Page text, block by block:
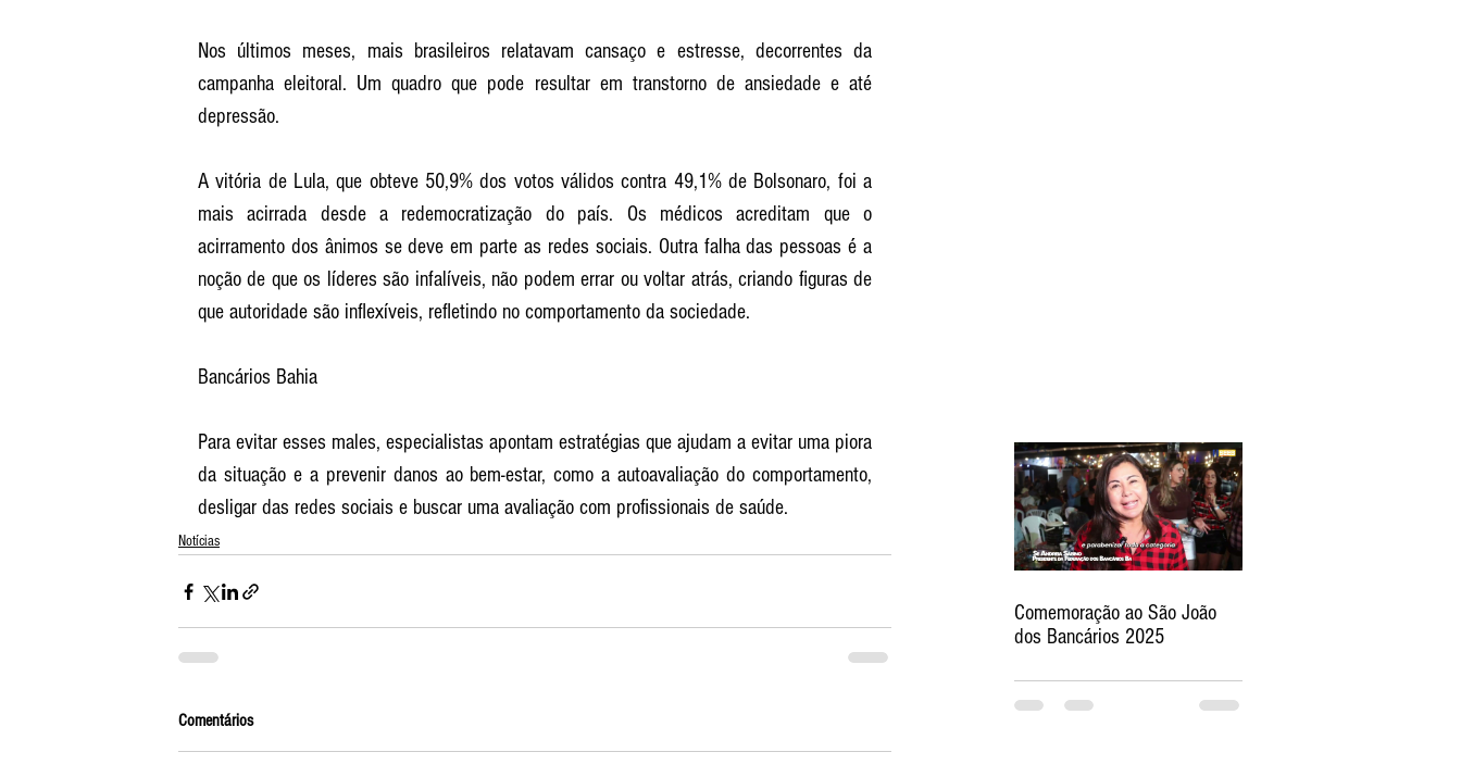
Nos últimos meses, mais brasileiros relatavam cansaço e estresse, decorrentes da
campanha eleitoral. Um quadro que pode resultar em transtorno de ansiedade e até
depressão.
A vitória de Lula, que obteve 50,9% dos votos válidos contra 49,1% de Bolsonaro, foi a
mais acirrada desde a redemocratização do país. Os médicos acreditam que o
acirramento dos ânimos se deve em parte as redes sociais. Outra falha das pessoas é a
noção de que os líderes são infalíveis, não podem errar ou voltar atrás, criando figuras de
que autoridade são inflexíveis, refletindo no comportamento da sociedade.
Bancários Bahia
Para evitar esses males, especialistas apontam estratégias que ajudam a evitar uma piora
da situação e a prevenir danos ao bem-estar, como a autoavaliação do comportamento,
desligar das redes sociais e buscar uma avaliação com profissionais de saúde.
Notícias
Comentários
Comemoração ao São João
dos Bancários 2025